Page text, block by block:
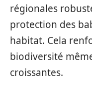
régionales
protection des
habitat. Cela
biodiversité
croissantes.